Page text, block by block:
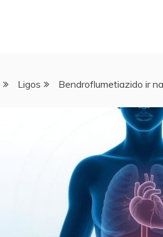
Ligos Bendroflumetiazido ir